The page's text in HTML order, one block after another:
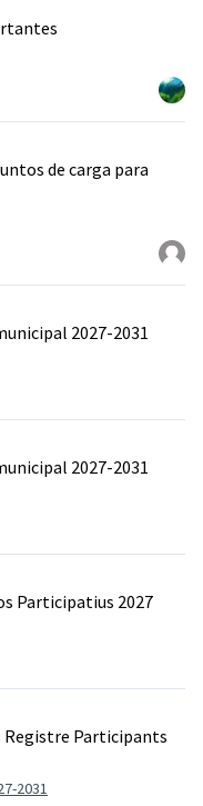
de carga para
2027-2031
2027-2031
Participatius 2027
Registre Participants
2031